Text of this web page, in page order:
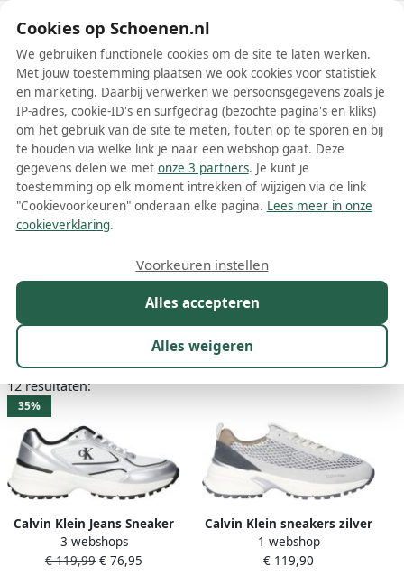
Schoenen.nl
Wis filters Alle filters
Zilveren Calvin Klein
damesschoenen
Meer lezen
Sandalen Slippers Sneakers
12 resultaten:
35%
Calvin Klein Jeans Sneaker
met contrasterende
afwerking model 'HIKE
3 webshops
€ 119,99 € 76,95
Calvin Klein sneakers zilver
taupe
1 webshop
€ 119,90
Cookies op Schoenen.nl
We gebruiken functionele cookies om de site te laten werken.
Met jouw toestemming plaatsen we ook cookies voor statistiek
en marketing. Daarbij verwerken we persoonsgegevens zoals je
IP-adres, cookie-ID's en surfgedrag (bezochte pagina's en kliks)
om het gebruik van de site te meten, fouten op te sporen en bij
te houden via welke link je naar een webshop gaat. Deze
gegevens delen we met onze 3 partners. Je kunt je
toestemming op elk moment intrekken of wijzigen via de link
"Cookievoorkeuren" onderaan elke pagina. Lees meer in onze
cookieverklaring.
Alles accepteren
Alles weigeren
Voorkeuren instellen